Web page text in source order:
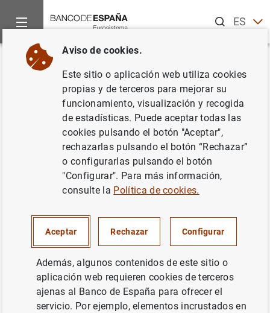
ESEN
Inicio Noticias y eventos
Volver
Marzo de 2018
Marzo de 2018 (98KB)
Anterior
Siguiente
Febrero de 2018...
Aviso de cookies.
Este sitio o aplicación web utiliza cookies
propias y de terceros para mejorar su
funcionamiento, visualización y recogida
de estadísticas. Puede aceptar todas las
cookies pulsando el botón "Aceptar",
rechazarlas pulsando el botón “Rechazar”
o configurarlas pulsando el botón
"Configurar". Para más información,
consulte la Política de cookies.
Aceptar Rechazar Configurar
Además, algunos contenidos de este sitio o
aplicación web requieren cookies de terceros
ajenas al Banco de España para ofrecer el
servicio. Por ejemplo, elementos incrustados en